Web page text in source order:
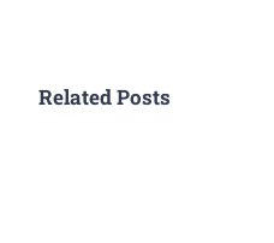
Related Posts